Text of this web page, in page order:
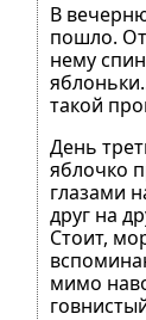
В
пошло.
нему
такой
День
яблочко
глазами
друг на
Стоит,
мимо